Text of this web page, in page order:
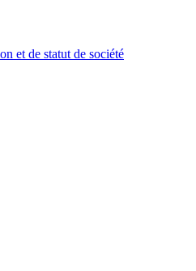
et de statut de société